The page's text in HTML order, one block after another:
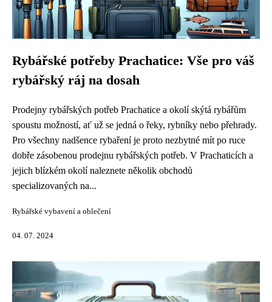
Rybářské potřeby Prachatice: Vše pro váš
rybářský ráj na dosah
Prodejny rybářských potřeb Prachatice a okolí skýtá rybářům
spoustu možností, ať už se jedná o řeky, rybníky nebo přehrady.
Pro všechny nadšence rybaření je proto nezbytné mít po ruce
dobře zásobenou prodejnu rybářských potřeb. V Prachaticích a
jejich blízkém okolí naleznete několik obchodů
specializovaných na...
Rybářské vybavení a oblečení
04. 07. 2024